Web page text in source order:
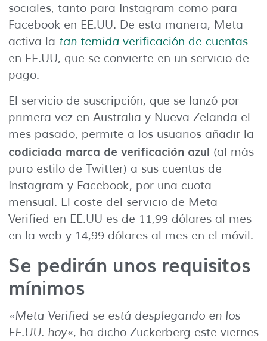
sociales, tanto para Instagram como para
Facebook en EE.UU. De esta manera, Meta
activa la tan temida verificación de cuentas
en EE.UU, que se convierte en un servicio de
pago.
El servicio de suscripción, que se lanzó por
primera vez en Australia y Nueva Zelanda el
mes pasado, permite a los usuarios añadir la
codiciada marca de verificación azul (al más
puro estilo de Twitter) a sus cuentas de
Instagram y Facebook, por una cuota
mensual. El coste del servicio de Meta
Verified en EE.UU es de 11,99 dólares al mes
en la web y 14,99 dólares al mes en el móvil.
Se pedirán unos requisitos
mínimos
«Meta Verified se está desplegando en los
EE.UU. hoy«, ha dicho Zuckerberg este viernes